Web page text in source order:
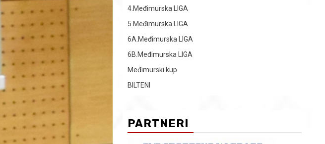
4.Međimurska LIGA
5.Međimurska LIGA
6A.Međimurska LIGA
6B.Međimurska LIGA
Međimurski kup
BILTENI
PARTNERI